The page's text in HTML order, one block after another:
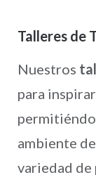
Talleres de
Nuestros
para
ambiente
variedad de